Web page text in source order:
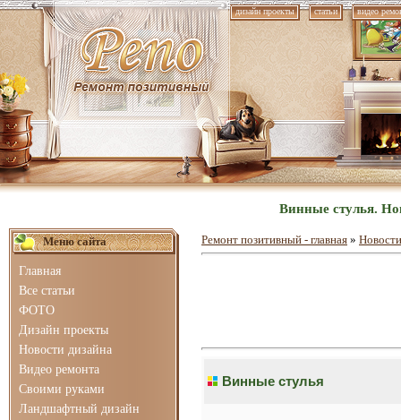
дизайн проекты статьи видео
Винные стулья.
Меню сайта
Главная
Все статьи
ФОТО
Дизайн проекты
Новости дизайна
Видео ремонта
Своими руками
Ландшафтный дизайн
Ремонт позитивный - главная »
Винные стулья